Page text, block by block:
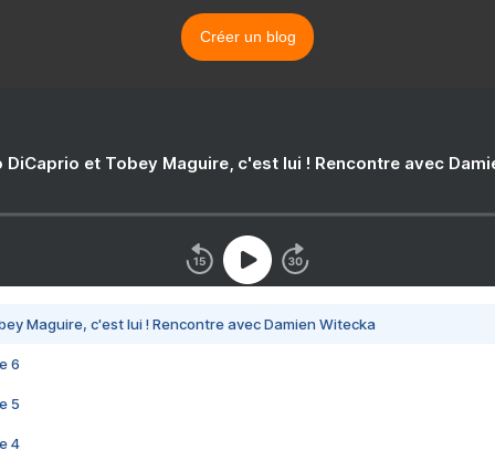
Créer un blog
DiCaprio et Tobey Maguire, c'est lui ! Rencontre avec
Maguire, c'est lui ! Rencontre avec Damien Witecka
6
5
4